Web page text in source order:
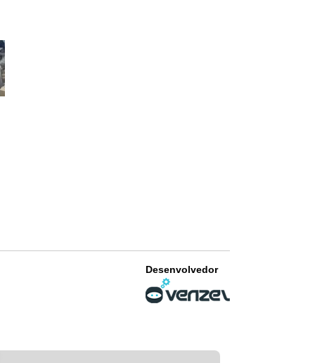
Desenvolvedor